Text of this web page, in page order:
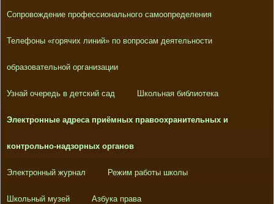
Сопровождение профессионального самоопределения
Телефоны «горячих линий» по вопросам деятельности
образовательной организации
Узнай очередь в детский сад Школьная библиотека
Электронные адреса приёмных правоохранительных и
контрольно-надзорных органов
Электронный журнал Режим работы школы
Школьный музей Азбука права